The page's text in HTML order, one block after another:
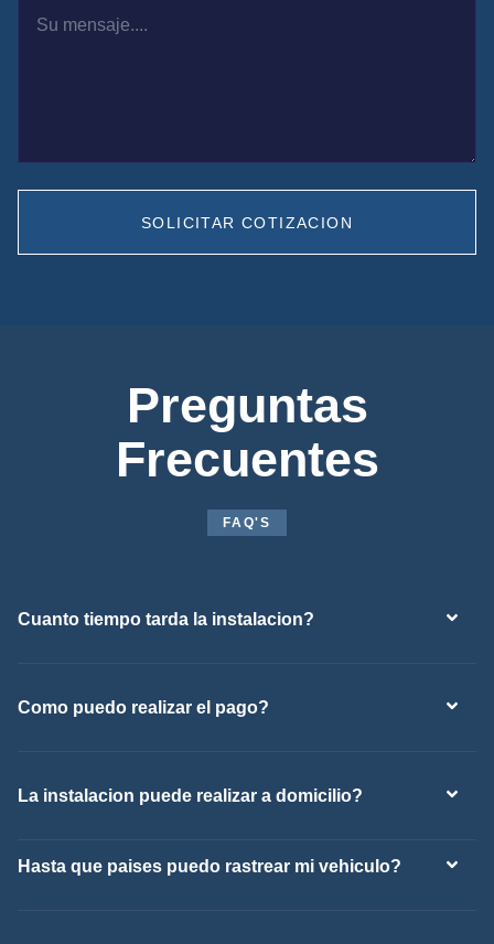
SOLICITAR COTIZACION
Preguntas
Frecuentes
FAQ'S
Cuanto tiempo tarda la instalacion?
Como puedo realizar el pago?
La instalacion puede realizar a domicilio?
Hasta que paises puedo rastrear mi vehiculo?